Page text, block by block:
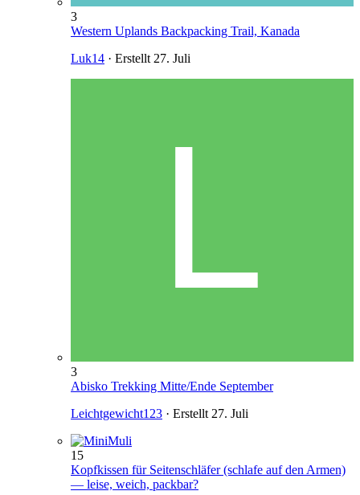
3
Western Uplands Backpacking Trail, Kanada
Luk14 · Erstellt 27. Juli
3
Abisko Trekking Mitte/Ende September
Leichtgewicht123 · Erstellt 27. Juli
15
Kopfkissen für Seitenschläfer (schlafe auf den Armen)
— leise, weich, packbar?